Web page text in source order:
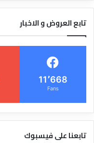
تابع العروض و الاخبار
11٬668
Fans
تابعنا على فيسبوك